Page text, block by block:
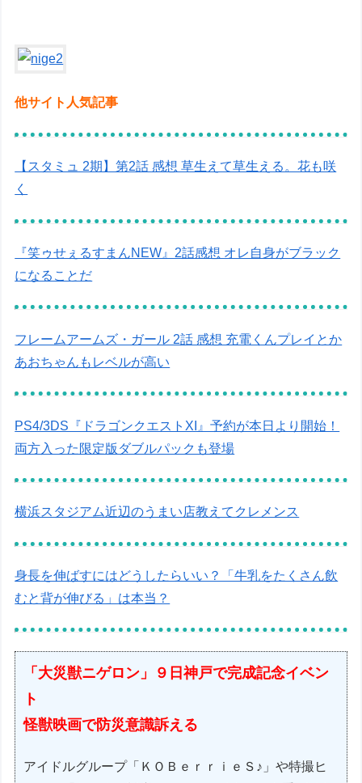
他サイト人気記事
【スタミュ 2期】第2話 感想 草生えて草生える。花も咲
く
『笑ゥせぇるすまんNEW』2話感想 オレ自身がブラック
になることだ
フレームアームズ・ガール 2話 感想 充電くんプレイとか
あおちゃんもレベルが高い
PS4/3DS『ドラゴンクエストXI』予約が本日より開始！
両方入った限定版ダブルパックも登場
横浜スタジアム近辺のうまい店教えてクレメンス
身長を伸ばすにはどうしたらいい？「牛乳をたくさん飲
むと背が伸びる」は本当？
「大災獣ニゲロン」９日神戸で完成記念イベン
ト
怪獣映画で防災意識訴える
アイドルグループ「ＫＯＢｅｒｒｉｅＳ♪」や特撮ヒ